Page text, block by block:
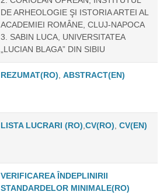
DE ARHEOLOGIE ŞI ISTORIA ARTEI AL
ACADEMIEI ROMÂNE, CLUJ-NAPOCA
3. SABIN LUCA, UNIVERSITATEA
„LUCIAN BLAGA” DIN SIBIU
REZUMAT(RO) ABSTRACT(EN)
LISTA LUCRARI (RO) CV(RO) CV(EN)
VERIFICAREA ÎNDEPLINIRII
STANDARDELOR MINIMALE(RO)